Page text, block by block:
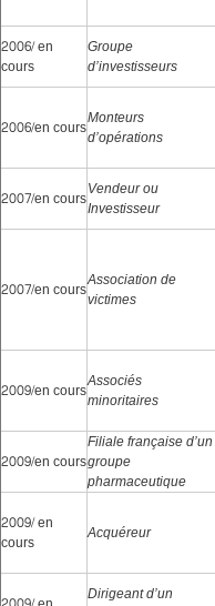
2006/ en
cours
Groupe
d’investisseurs
2006/en coursMonteurs
d’opérations
2007/en coursVendeur ou
Investisseur
2007/en coursAssociation de
victimes
2009/en coursAssociés
minoritaires
2009/en cours
Filiale française d’un
groupe
pharmaceutique
2009/ en
cours
Acquéreur
Dirigeant d’un